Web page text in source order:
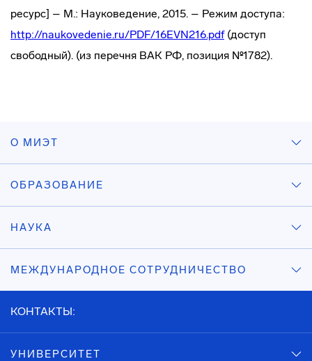
ресурс] – М.: Науковедение, 2015. – Режим доступа:
http://naukovedenie.ru/PDF/16EVN216.pdf(доступ
свободный). (из перечня ВАК РФ, позиция №1782).
О МИЭТ
ОБРАЗОВАНИЕ
НАУКА
МЕЖДУНАРОДНОЕ СОТРУДНИЧЕСТВО
КОНТАКТЫ:
УНИВЕРСИТЕТ